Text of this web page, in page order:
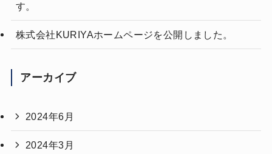
す。
株式会社KURIYAホームページを公開しました。
アーカイブ
2024年6月
2024年3月